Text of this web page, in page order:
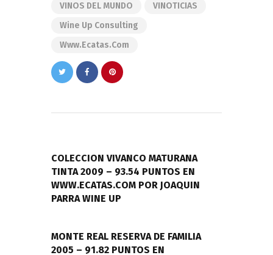
VINOS DEL MUNDO
VINOTICIAS
Wine Up Consulting
Www.ecatas.com
entradas
COLECCION VIVANCO MATURANA
TINTA 2009 – 93.54 PUNTOS EN
WWW.ECATAS.COM POR JOAQUIN
PARRA WINE UP
MONTE REAL RESERVA DE FAMILIA
2005 – 91.82 PUNTOS EN